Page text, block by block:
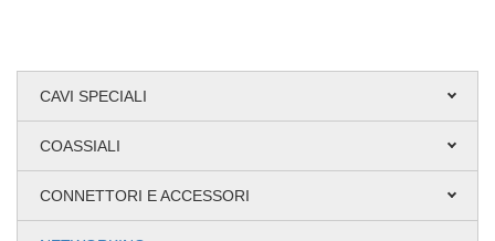
CAVI SPECIALI
COASSIALI
CONNETTORI E ACCESSORI